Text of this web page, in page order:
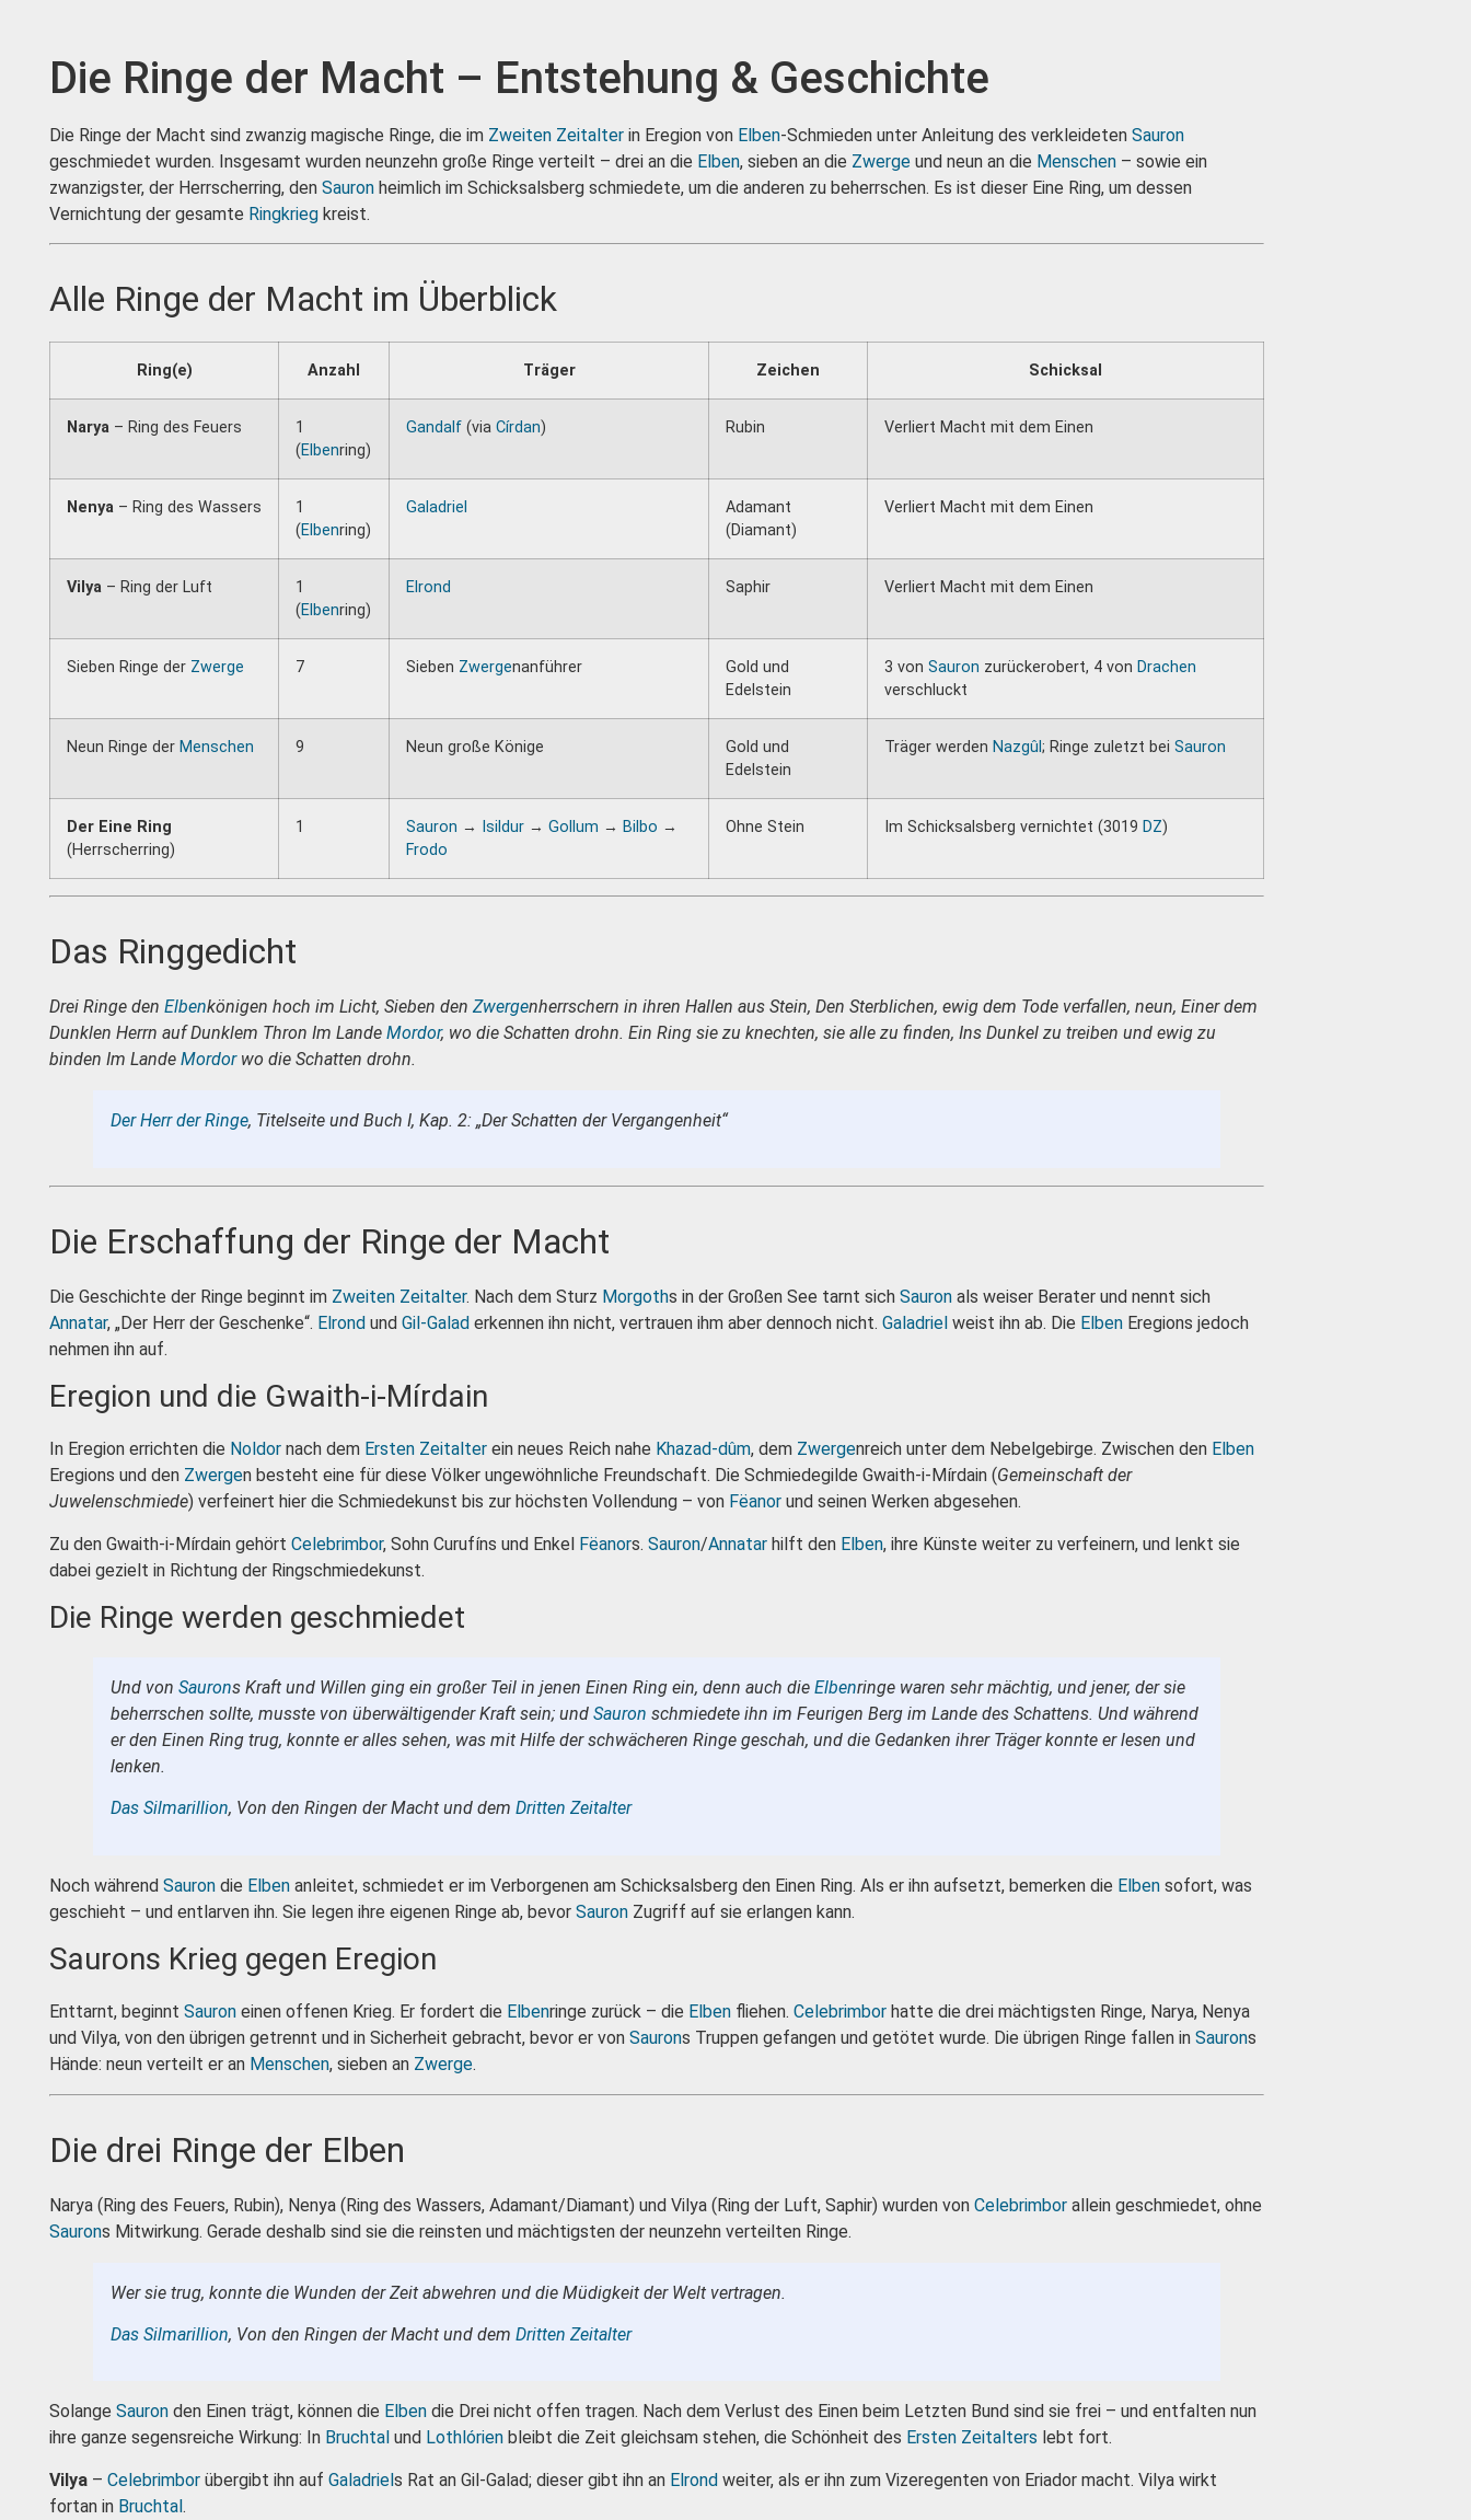
Die Ringe der Macht – Entstehung & Geschichte
Die Ringe der Macht sind zwanzig magische Ringe, die im Zweiten Zeitalter in Eregion von Elben-Schmieden unter Anleitung des verkleideten Sauron
geschmiedet wurden. Insgesamt wurden neunzehn große Ringe verteilt – drei an die Elben, sieben an die Zwerge und neun an die Menschen – sowie ein
zwanzigster, der Herrscherring, den Sauron heimlich im Schicksalsberg schmiedete, um die anderen zu beherrschen. Es ist dieser Eine Ring, um dessen
Vernichtung der gesamte Ringkrieg kreist.
Alle Ringe der Macht im Überblick
Ring(e) Anzahl Träger Zeichen Schicksal
Narya – Ring des Feuers
1
(Elbenring)
Gandalf (via Círdan) Rubin Verliert Macht mit dem Einen
Nenya – Ring des Wassers
1
(Elbenring)
Galadriel
Adamant
(Diamant)
Verliert Macht mit dem Einen
Vilya – Ring der Luft
1
(Elbenring)
Elrond Saphir Verliert Macht mit dem Einen
Sieben Ringe der Zwerge 7 Sieben Zwergenanführer
Gold und
Edelstein
3 von Sauron zurückerobert, 4 von Drachen
verschluckt
Neun Ringe der Menschen 9 Neun große Könige
Gold und
Edelstein
Träger werden Nazgûl ; Ringe zuletzt bei Sauron
Der Eine Ring
(Herrscherring)
1 Sauron → Isildur → Gollum → Bilbo →
Frodo
Ohne Stein Im Schicksalsberg vernichtet (3019 DZ)
Das Ringgedicht
Drei Ringe den Elbenkönigen hoch im Licht, Sieben den Zwergenherrschern in ihren Hallen aus Stein, Den Sterblichen, ewig dem Tode verfallen, neun, Einer dem
Dunklen Herrn auf Dunklem Thron Im Lande Mordor, wo die Schatten drohn. Ein Ring sie zu knechten, sie alle zu finden, Ins Dunkel zu treiben und ewig zu
binden Im Lande Mordorwo die Schatten drohn.
Der Herr der Ringe, Titelseite und Buch I, Kap. 2: „Der Schatten der Vergangenheit“
Die Erschaffung der Ringe der Macht
Die Geschichte der Ringe beginnt im Zweiten Zeitalter. Nach dem Sturz Morgoths in der Großen See tarnt sich Sauron als weiser Berater und nennt sich
Annatar, „Der Herr der Geschenke“. Elrond und Gil-Galad erkennen ihn nicht, vertrauen ihm aber dennoch nicht. Galadriel weist ihn ab. Die Elben Eregions jedoch
nehmen ihn auf.
Eregion und die Gwaith-i-Mírdain
In Eregion errichten die Noldor nach dem Ersten Zeitalter ein neues Reich nahe Khazad-dûm, dem Zwergenreich unter dem Nebelgebirge. Zwischen den Elben
Eregions und den Zwergen besteht eine für diese Völker ungewöhnliche Freundschaft. Die Schmiedegilde Gwaith-i-Mírdain (Gemeinschaft der
Juwelenschmiede) verfeinert hier die Schmiede­kunst bis zur höchsten Vollendung – von Fëanor und seinen Werken abgesehen.
Zu den Gwaith-i-Mírdain gehört Celebrimbor, Sohn Curufíns und Enkel Fëanors. Sauron/Annatar hilft den Elben, ihre Künste weiter zu verfeinern, und lenkt sie
dabei gezielt in Richtung der Ringschmiedekunst.
Die Ringe werden geschmiedet
Und von Saurons Kraft und Willen ging ein großer Teil in jenen Einen Ring ein, denn auch die Elbenringe waren sehr mächtig, und jener, der sie
beherrschen sollte, musste von überwältigender Kraft sein; und Sauron schmiedete ihn im Feurigen Berg im Lande des Schattens. Und während
er den Einen Ring trug, konnte er alles sehen, was mit Hilfe der schwächeren Ringe geschah, und die Gedanken ihrer Träger konnte er lesen und
lenken.
Das Silmarillion, Von den Ringen der Macht und dem Dritten Zeitalter
Noch während Sauron die Elben anleitet, schmiedet er im Verborgenen am Schicksalsberg den Einen Ring. Als er ihn aufsetzt, bemerken die Elben sofort, was
geschieht – und entlarven ihn. Sie legen ihre eigenen Ringe ab, bevor Sauron Zugriff auf sie erlangen kann.
Saurons Krieg gegen Eregion
Enttarnt, beginnt Sauron einen offenen Krieg. Er fordert die Elbenringe zurück – die Elben fliehen. Celebrimbor hatte die drei mächtigsten Ringe, Narya, Nenya
und Vilya, von den übrigen getrennt und in Sicherheit gebracht, bevor er von Saurons Truppen gefangen und getötet wurde. Die übrigen Ringe fallen in Saurons
Hände: neun verteilt er an Menschen, sieben an Zwerge.
Die drei Ringe der Elben
Narya (Ring des Feuers, Rubin), Nenya (Ring des Wassers, Adamant/Diamant) und Vilya (Ring der Luft, Saphir) wurden von Celebrimbor allein geschmiedet, ohne
Saurons Mitwirkung. Gerade deshalb sind sie die reinsten und mächtigsten der neunzehn verteilten Ringe.
Wer sie trug, konnte die Wunden der Zeit abwehren und die Müdigkeit der Welt vertragen.
Das Silmarillion, Von den Ringen der Macht und dem Dritten Zeitalter
Solange Sauron den Einen trägt, können die Elben die Drei nicht offen tragen. Nach dem Verlust des Einen beim Letzten Bund sind sie frei – und entfalten nun
ihre ganze segensreiche Wirkung: In Bruchtal und Lothlórien bleibt die Zeit gleichsam stehen, die Schönheit des Ersten Zeitalters lebt fort.
Vilya – Celebrimbor übergibt ihn auf Galadriels Rat an Gil-Galad; dieser gibt ihn an Elrond weiter, als er ihn zum Vizeregenten von Eriador macht. Vilya wirkt
fortan in Bruchtal.